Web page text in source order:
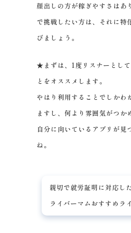
顔出しの方が稼ぎやすさはあ
で挑戦したい方は、それに特
びましょう。
★まずは、1度リスナーとし
とをオススメします。
やはり利用することでしかわ
ますし、何より雰囲気がつか
自分に向いているアプリが見
ね。
親切で就労証明に対応し
ライバーマムおすすめラ